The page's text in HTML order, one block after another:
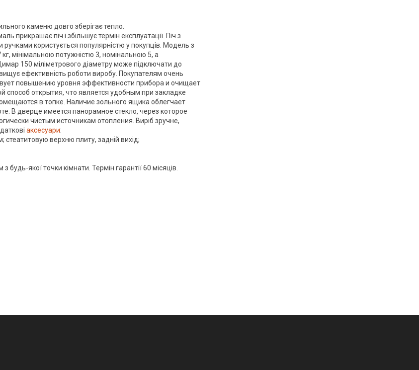
каменю довго зберігає тепло.
прикрашає піч і збільшує термін експлуатації. Піч з
користується популярністю у покупців. Модель з
мінімальною потужністю 3, номінальною 5, а
150 міліметрового діаметру може підключати до
ефективність роботи виробу. Покупателям очень
повышению уровня эффективности прибора и очищает
открытия, что является удобным при закладке
в топке. Наличие зольного ящика облегчает
В дверце имеется панорамное стекло, через которое
чистым источникам отопления. Виріб зручне,
аксесуари:
верхню плиту, задній вихід;
якої точки кімнати. Термін гарантії 60 місяців.